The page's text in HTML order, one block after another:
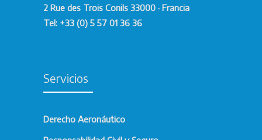
2 Rue des Trois Conils 33000 · Francia
Tel: +33 (0) 5 57 01 36 36
Servicios
Derecho Aeronáutico